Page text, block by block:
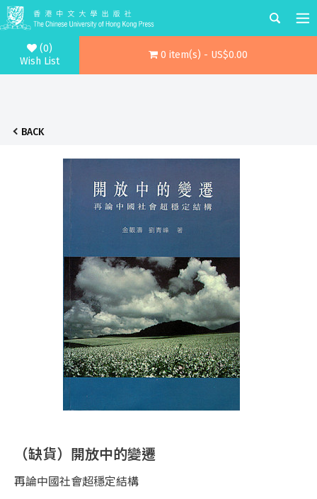
(0)
Wish List
0 item(s) - US$0.00
BACK
（缺貨）開放中的變遷
再論中國社會超穩定結構